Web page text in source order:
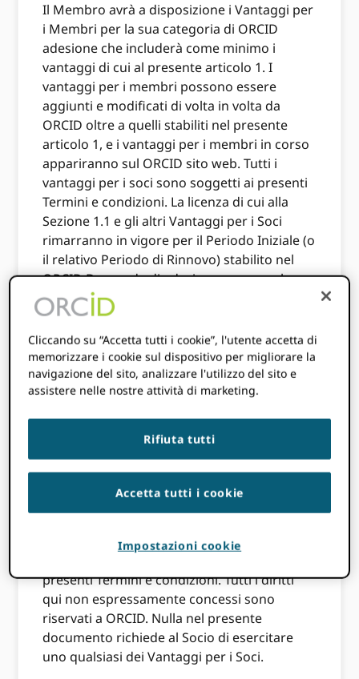
Il Membro avrà a disposizione i Vantaggi per
i Membri per la sua categoria di ORCID
adesione che includerà come minimo i
vantaggi di cui al presente articolo 1. I
vantaggi per i membri possono essere
aggiunti e modificati di volta in volta da
ORCID oltre a quelli stabiliti nel presente
articolo 1, e i vantaggi per i membri in corso
appariranno sul ORCID sito web. Tutti i
vantaggi per i soci sono soggetti ai presenti
Termini e condizioni. La licenza di cui alla
Sezione 1.1 e gli altri Vantaggi per i Soci
rimarranno in vigore per il Periodo Iniziale (o
il relativo Periodo di Rinnovo) stabilito nel
ORCID Domanda di adesione, a meno che
non sia stata risolta in precedenza ai sensi
dell'articolo 8 o limitata ai sensi della sezione
4.2.
1.1Concessione di Licenza. A partire dalla
Data di entrata in vigore, e
ORCID Domanda di adesione, ORCID
concede al Membro una licenza non
trasferibile per utilizzare le Credenziali API
del Membro per accedere alle API del
utilizzare i Dati dei record soggetti alle
presenti Termini e condizioni. Tutti i diritti
qui non espressamente concessi sono
riservati a ORCID. Nulla nel presente
documento richiede al Socio di esercitare
uno qualsiasi dei Vantaggi per i Soci.
Cliccando su “Accetta tutti i cookie”, l'utente accetta di
memorizzare i cookie sul dispositivo per migliorare la
navigazione del sito, analizzare l'utilizzo del sito e
assistere nelle nostre attività di marketing.
Rifiuta tutti
Accetta tutti i cookie
Impostazioni cookie